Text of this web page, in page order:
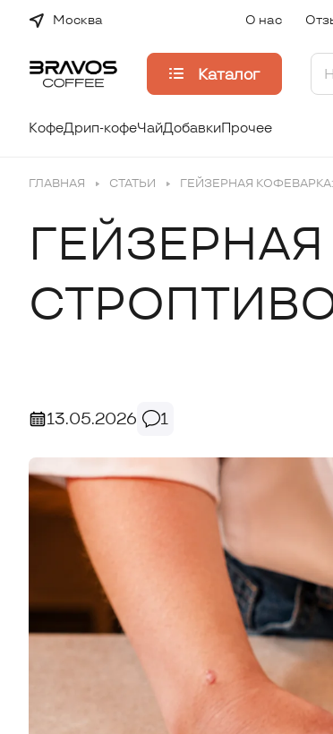
Москва О нас
Каталог
КофеДрип-кофеЧайДобавкиПрочее
ГЛАВНАЯ СТАТЬИ ГЕЙЗЕРНАЯ
13.05.2026 1